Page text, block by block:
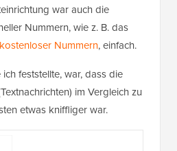
war auch die
Nummern, wie z. B. das
kostenloser Nummern, einfach.
feststellte, war, dass die
im Vergleich zu
etwas kniffliger war.